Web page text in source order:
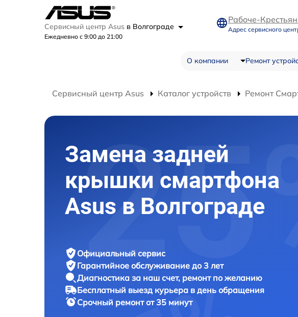
Сервисный центр Asus в Волгограде
Ежедневно с 9:00 до 21:00
Рабоче-
Адрес сервисного
О компании Ремонт
Сервисный центр Asus Каталог устройств Ремонт
Замена задней
крышки смартфона
Asus в Волгограде
Официальный сервис
Гарантийное обслуживание до 3 лет
Диагностика за наш счет, ремонт по желанию
Бесплатный выезд курьера в день обращения
Срочный ремонтот 35 минут